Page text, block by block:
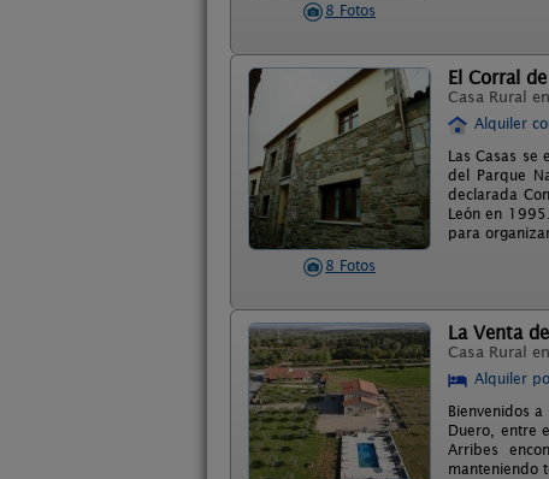
8 Fotos
8 Fotos
El Corral
Casa Rural en
Alquiler
Las Casas se
del Parque
declarada
León en
para
La Venta
Casa Rural en
Alquiler
Bienvenidos
Duero, entre
Arribes
manteniendo